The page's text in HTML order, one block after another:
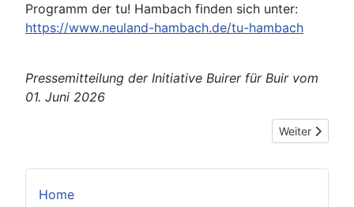
Home
Programm der tu! Hambach finden sich unter:
https://www.neuland-hambach.de/tu-hambach
Pressemitteilung der Initiative Buirer für Buir vom
01. Juni 2026
Nächster
Weiter